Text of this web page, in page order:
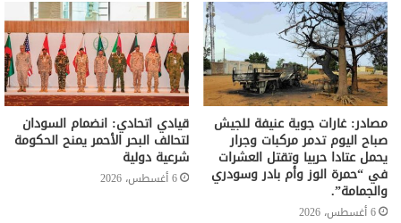
مصادر: غارات جوية عنيفة للجيش
صباح اليوم تدمر مركبات وجرار
يحمل عتادا حربيا وتقتل العشرات
في “حمرة الوز وأم بادر وسودري
والجمامة”.
6 أغسطس، 2026
قيادي اتحادي: انضمام السودان
لتحالف البحر الأحمر يمنح الحكومة
شرعية دولية
6 أغسطس، 2026